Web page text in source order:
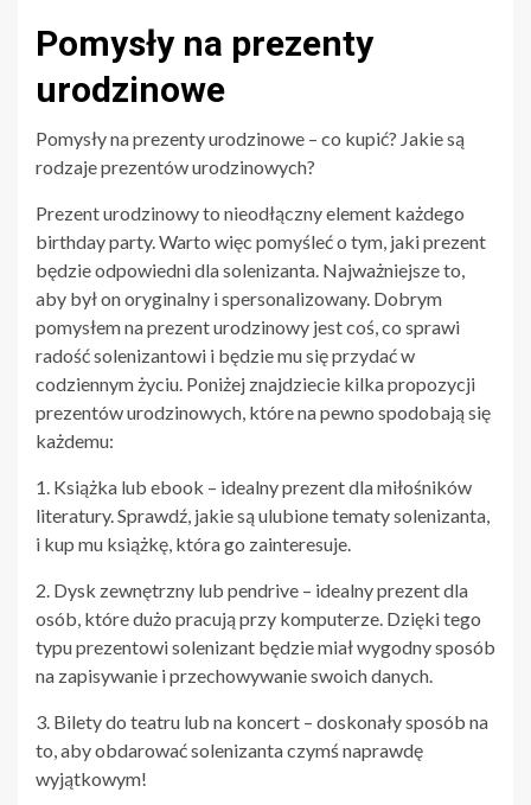
Pomysły na prezenty
urodzinowe
Pomysły na prezenty urodzinowe – co kupić? Jakie są
rodzaje prezentów urodzinowych?
Prezent urodzinowy to nieodłączny element każdego
birthday party. Warto więc pomyśleć o tym, jaki prezent
będzie odpowiedni dla solenizanta. Najważniejsze to,
aby był on oryginalny i spersonalizowany. Dobrym
pomysłem na prezent urodzinowy jest coś, co sprawi
radość solenizantowi i będzie mu się przydać w
codziennym życiu. Poniżej znajdziecie kilka propozycji
prezentów urodzinowych, które na pewno spodobają się
każdemu:
1. Książka lub ebook – idealny prezent dla miłośników
literatury. Sprawdź, jakie są ulubione tematy solenizanta,
i kup mu książkę, która go zainteresuje.
2. Dysk zewnętrzny lub pendrive – idealny prezent dla
osób, które dużo pracują przy komputerze. Dzięki tego
typu prezentowi solenizant będzie miał wygodny sposób
na zapisywanie i przechowywanie swoich danych.
3. Bilety do teatru lub na koncert – doskonały sposób na
to, aby obdarować solenizanta czymś naprawdę
wyjątkowym!